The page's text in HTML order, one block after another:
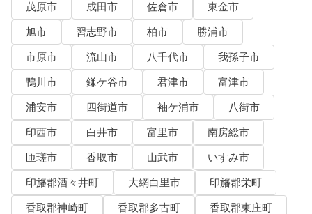
茂原市
成田市 佐倉市
東金市
旭市
習志野市 柏市
勝浦市
市原市
流山市 八千代市
我孫子市
鴨川市
鎌ケ谷市 君津市
富津市
浦安市
四街道市 袖ケ浦市
八街市
印西市
白井市 富里市
南房総市
匝瑳市
香取市 山武市
いすみ市
印旛郡酒々井町
大網白里市
印旛郡栄町
香取郡神崎町
香取郡多古町
香取郡東庄町